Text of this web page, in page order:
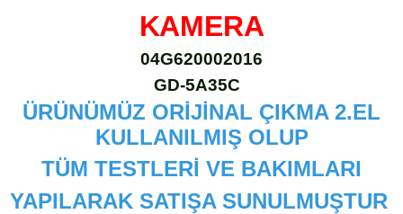
KAMERA
04G620002016
GD-5A35C
ÜRÜNÜMÜZ ORİJİNAL ÇIKMA 2.EL
KULLANILMIŞ OLUP
TÜM TESTLERİ VE BAKIMLARI
YAPILARAK SATIŞA SUNULMUŞTUR